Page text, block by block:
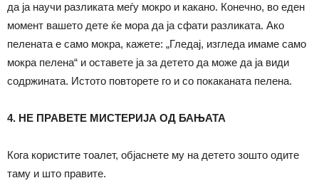
да ја научи разликата меѓу мокро и какано. Конечно, во еден
момент вашето дете ќе мора да ја сфати разликата. Ако
пелената е само мокра, кажете: „Гледај, изгледа имаме само
мокра пелена“ и оставете ја за детето да може да ја види
содржината. Истото повторете го и со покаканата пелена.
4. НЕ ПРАВЕТЕ МИСТЕРИЈА ОД БАЊАТА
Кога користите тоалет, објаснете му на детето зошто одите
таму и што правите.